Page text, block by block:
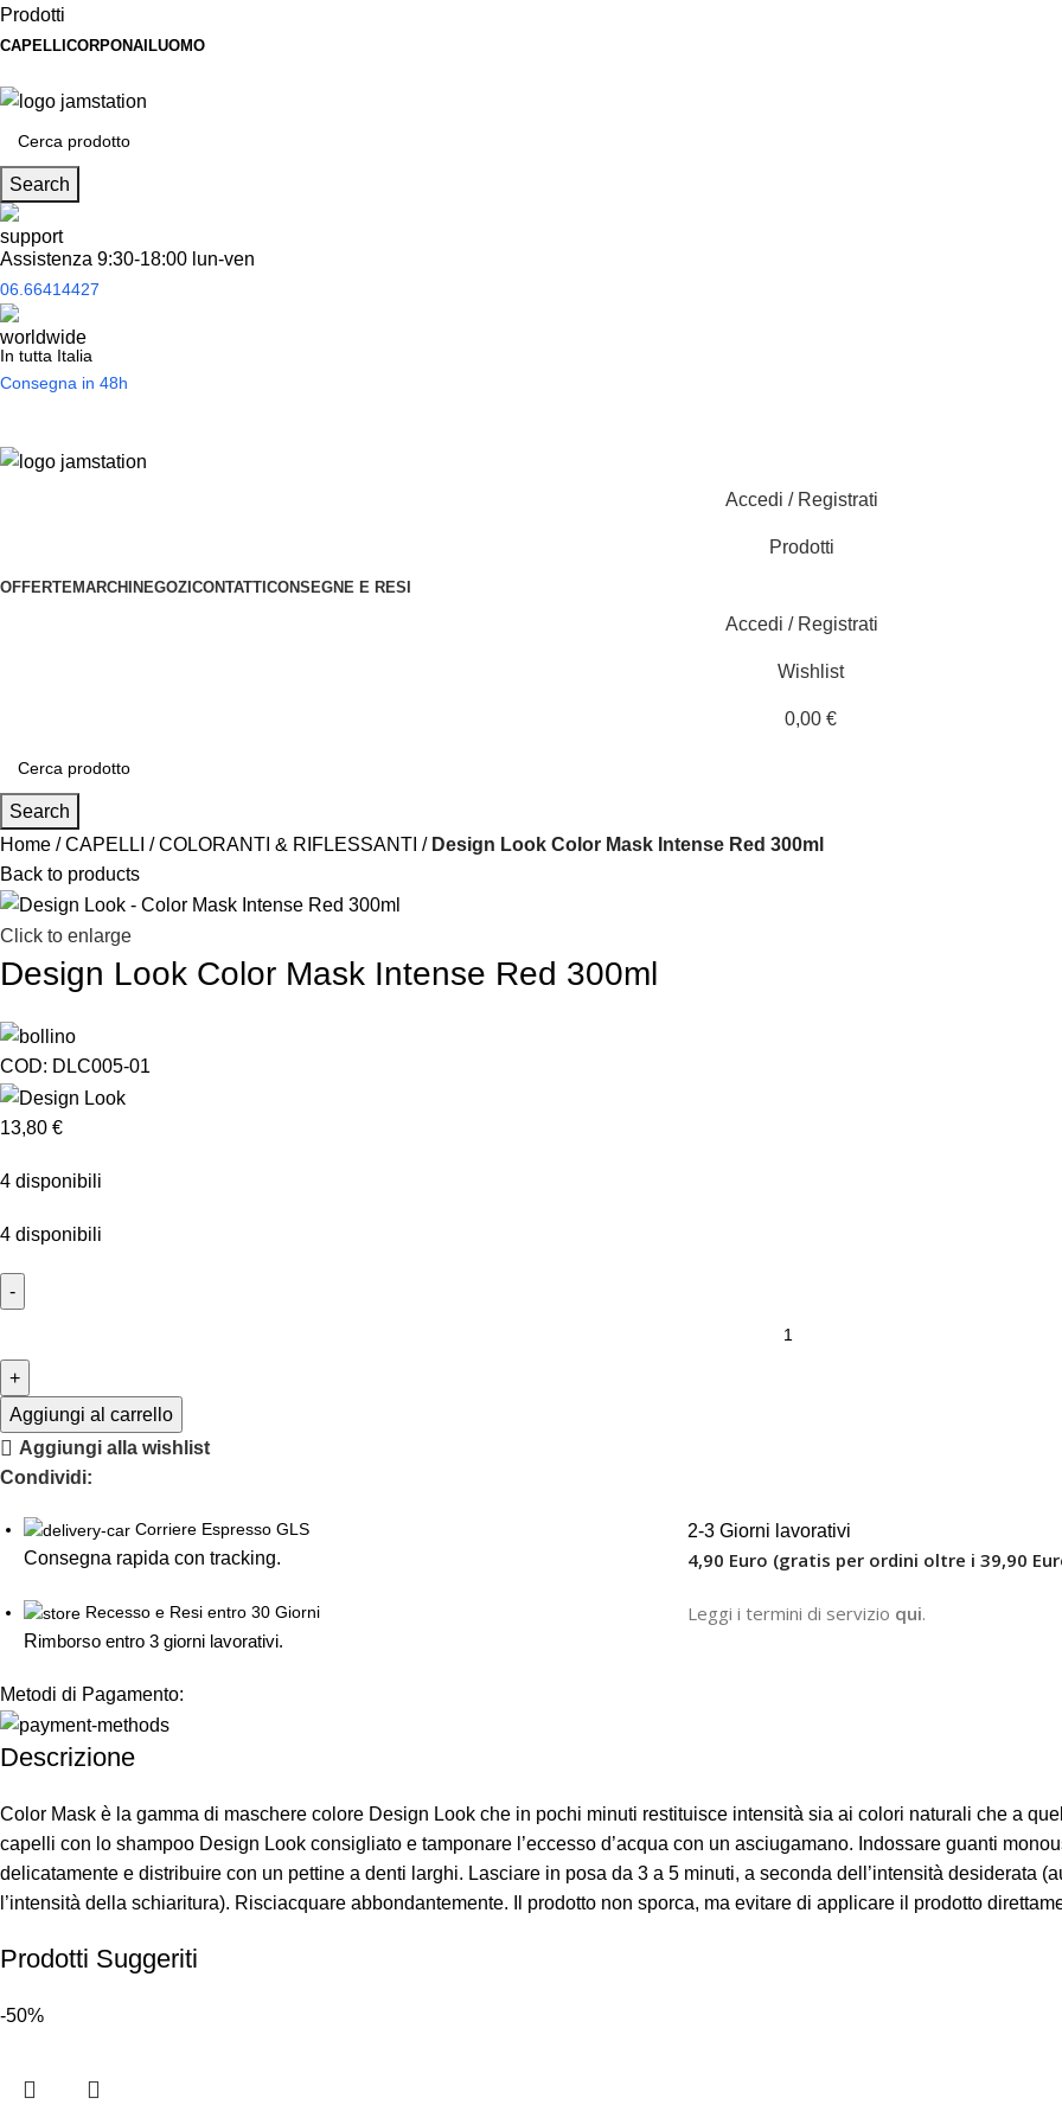
Prodotti
CAPELLI CORPONAILUOMO
Search
Assistenza 9:30-18:00 lun-ven
06.66414427
In tutta Italia
Consegna in 48h
Accedi / Registrati
Prodotti
OFFERTEMARCHINEGOZICONTATTICONSEGNE E RESI
Accedi / Registrati
Wishlist
0,00 €
Search
Home
CAPELLI COLORANTI & RIFLESSANTI
Design Look Color Mask Intense Red 300ml
Back to products
Click to enlarge
Design Look Color Mask Intense Red 300ml
COD: DLC005-01
13,80 €
4 disponibili
4 disponibili
Aggiungi al carrello
Aggiungi alla wishlist
Condividi:
Corriere Espresso GLS
Consegna rapida con tracking.
2-3 Giorni lavorativi
4,90 Euro (gratis per ordini oltre i 39,90
Recesso e Resi entro 30 Giorni
Rimborso entro 3 giorni lavorativi.
Leggi i termini di servizio qui.
Metodi di Pagamento:
Descrizione
Color Mask è la gamma di maschere colore Design Look che in pochi minuti restituisce intensità sia ai colori naturali che a
capelli con lo shampoo Design Look consigliato e tamponare l’eccesso d’acqua con un asciugamano. Indossare guanti
delicatamente e distribuire con un pettine a denti larghi. Lasciare in posa da 3 a 5 minuti, a seconda dell’intensità desiderata
l’intensità della schiaritura). Risciacquare abbondantemente. Il prodotto non sporca, ma evitare di applicare il prodotto
Prodotti Suggeriti
-50%